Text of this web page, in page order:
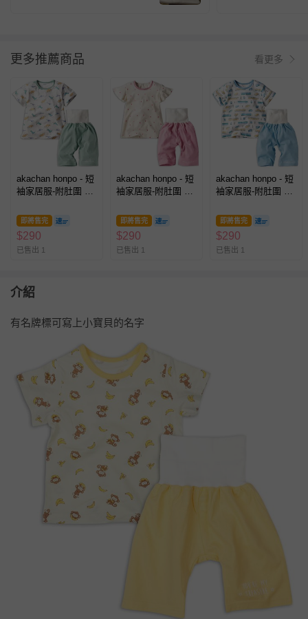
更多推薦商品 看更多
akachan honpo - 短
袖家居服-附肚圍 恐
即將售完
$290
已售出 1
akachan honpo - 短
袖家居服-附肚圍 愛
即將售完
$290
已售出 1
akachan honpo - 短
袖家居服-附肚圍 電
即將售完
$290
已售出 1
介紹
有名牌標可寫上小寶貝的名字